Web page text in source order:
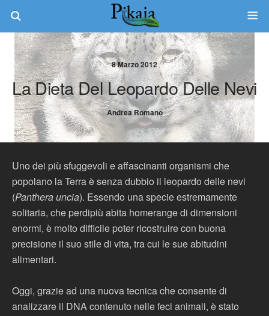
8 Marzo 2012
La Dieta Del Leopardo Delle Nevi
Andrea Romano
Uno dei più sfuggevoli e affascinanti organismi che
popolano la Terra è senza dubbio il leopardo delle nevi
(Pantherauncia). Essendo una specie estremamente
solitaria, che perdipiù abita homerange di dimensioni
enormi, è molto difficile poter ricostruire con buona
precisione il suo stile di vita, tra cui le sue abitudini
alimentari.
Oggi, grazie ad una nuova tecnica che consente di
analizzare il DNA contenuto nelle feci animali, è stato